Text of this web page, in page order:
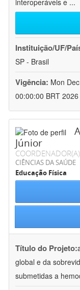
interoperáveis e ...
Instituição/UF/
SP - Brasil
Vigência: Mon
00:00:00 BRT 2026
Júnior
COORDENADOR(A)
CIÊNCIAS DA SAÚDE
Educação Física
Título do Projeto:
global e da
submetidas a